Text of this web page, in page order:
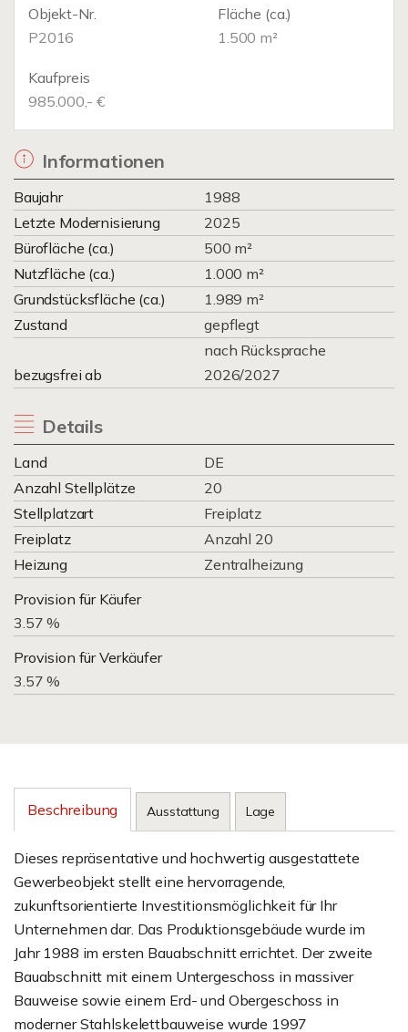
Objekt-Nr.
P2016
Fläche (ca.)
1.500 m²
Kaufpreis
985.000,- €
Informationen
Baujahr
1988
Letzte Modernisierung
2025
Bürofläche (ca.)
500 m²
Nutzfläche (ca.)
1.000 m²
Grundstücksfläche (ca.)
1.989 m²
Zustand
gepflegt
bezugsfrei ab
nach Rücksprache
2026/2027
Details
Land
DE
Anzahl Stellplätze
20
Stellplatzart
Freiplatz
Freiplatz
Anzahl 20
Heizung
Zentralheizung
Provision für Käufer
3.57 %
Provision für Verkäufer
3.57 %
Beschreibung Ausstattung Lage
Dieses repräsentative und hochwertig ausgestattete
Gewerbeobjekt stellt eine hervorragende,
zukunftsorientierte Investitionsmöglichkeit für Ihr
Unternehmen dar. Das Produktionsgebäude wurde im
Jahr 1988 im ersten Bauabschnitt errichtet. Der zweite
Bauabschnitt mit einem Untergeschoss in massiver
Bauweise sowie einem Erd- und Obergeschoss in
moderner Stahlskelettbauweise wurde 1997